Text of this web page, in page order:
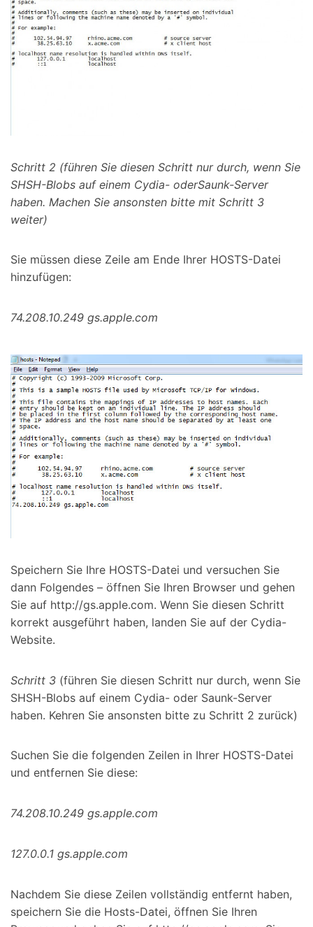
Schritt 2 (führen Sie diesen Schritt nur durch, wenn Sie
SHSH-Blobs auf einem Cydia- oderSaunk-Server
haben. Machen Sie ansonsten bitte mit Schritt 3
weiter)
Sie müssen diese Zeile am Ende Ihrer HOSTS-Datei
hinzufügen:
74.208.10.249 gs.apple.com
Speichern Sie Ihre HOSTS-Datei und versuchen Sie
dann Folgendes – öffnen Sie Ihren Browser und gehen
Sie auf http://gs.apple.com. Wenn Sie diesen Schritt
korrekt ausgeführt haben, landen Sie auf der Cydia-
Website.
Schritt 3 (führen Sie diesen Schritt nur durch, wenn Sie
SHSH-Blobs auf einem Cydia- oder Saunk-Server
haben. Kehren Sie ansonsten bitte zu Schritt 2 zurück)
Suchen Sie die folgenden Zeilen in Ihrer HOSTS-Datei
und entfernen Sie diese:
74.208.10.249 gs.apple.com
127.0.0.1 gs.apple.com
Nachdem Sie diese Zeilen vollständig entfernt haben,
speichern Sie die Hosts-Datei, öffnen Sie Ihren